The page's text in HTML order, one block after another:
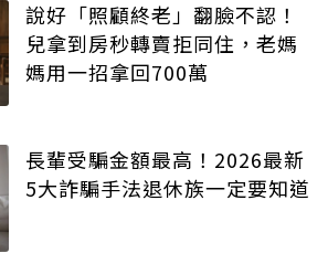
說好「照顧終老」翻臉不認！
兒拿到房秒轉賣拒同住，老媽
媽用一招拿回700萬
長輩受騙金額最高！2026最新
5大詐騙手法退休族一定要知道